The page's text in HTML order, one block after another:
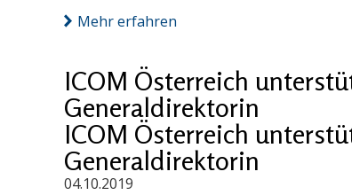
Mehr erfahren
ICOM Österreich
Generaldirektorin
ICOM Österreich
Generaldirektorin
04.10.2019